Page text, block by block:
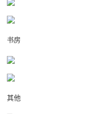
书房
其他